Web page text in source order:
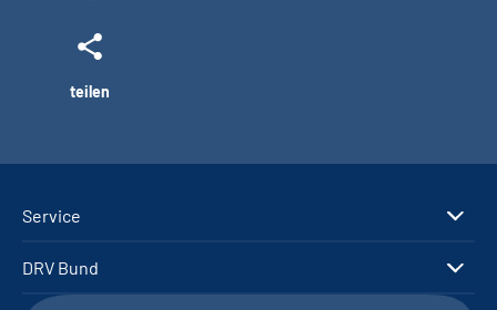
teilen
Service
DRV Bund